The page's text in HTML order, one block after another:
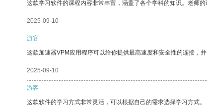
这款学习软件的课程内容非常丰富，涵盖了各个学科的知识。老师
2025-09-10
游客
这款加速器VPM应用程序可以给你提供最高速度和安全性的连接，并
2025-09-10
游客
这款软件的学习方式非常灵活，可以根据自己的需求选择学习方式。